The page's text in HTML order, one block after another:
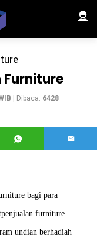
Furniture
| Dibaca: 6428
bagi para
furniture
undian berhadiah